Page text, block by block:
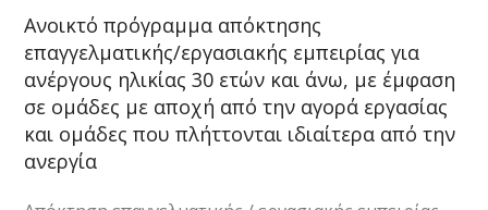
Ανοικτό πρόγραμμα απόκτησης
επαγγελματικής/εργασιακής εμπειρίας για
ανέργους ηλικίας 30 ετών και άνω, με έμφαση
σε ομάδες με αποχή από την αγορά εργασίας
και ομάδες που πλήττονται ιδιαίτερα από την
ανεργία